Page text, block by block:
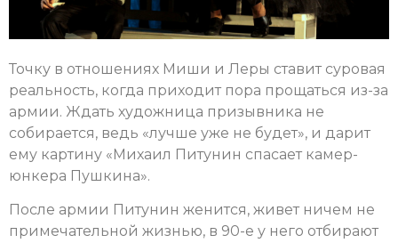
Точку в отношениях Миши и Леры ставит суровая
реальность, когда приходит пора прощаться из-за
армии. Ждать художница призывника не
собирается, ведь «лучше уже не будет», и дарит
ему картину «Михаил Питунин спасает камер-
юнкера Пушкина».
После армии Питунин женится, живет ничем не
примечательной жизнью, в 90-е у него отбирают